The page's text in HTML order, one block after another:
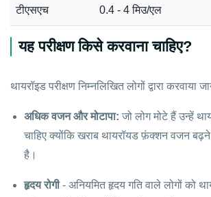
टीएसएच 0.4 - 4 मिउ/एल
यह परीक्षण किसे करवाना चाहिए?
थायरॉइड परीक्षण निम्नलिखित लोगों द्वारा करवाया
अधिक वजन और मोटापा: जो लोग मोटे हैं उन्हें
चाहिए क्योंकि खराब थायरॉयड फ़ंक्शन वजन
है।
हृदय रोगी- अनियमित हृदय गति वाले लोगों को